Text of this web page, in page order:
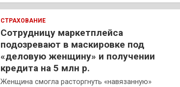
СТРАХОВАНИЕ
Сотрудницу маркетплейса
подозревают в маскировке под
«деловую женщину» и получении
кредита на 5 млн р.
Женщина смогла расторгнуть «навязанную»